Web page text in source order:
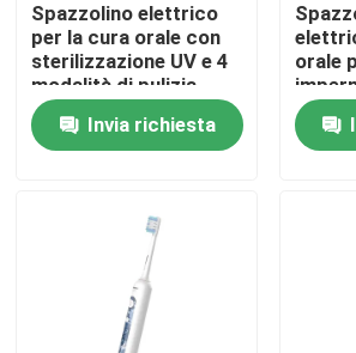
Contattaci
Chiedi un preventivo
Spazzolino da denti elettrico
spazzolino da denti elettrico
Spazzolino elettrico
per la cura orale con
sterilizzazione UV e 4
modalità di pulizia
Invia richiesta
orale
timer